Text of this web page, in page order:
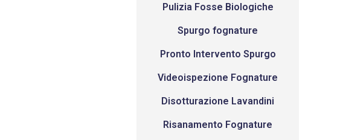
Pulizia Fosse Biologiche
Spurgo fognature
Pronto Intervento Spurgo
Videoispezione Fognature
Disotturazione Lavandini
Risanamento Fognature